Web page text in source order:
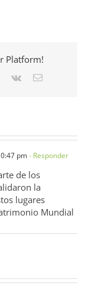
Platform!
Pinterest
Vk
Correo
pm- Responder
de los
la
lugares
Mundial